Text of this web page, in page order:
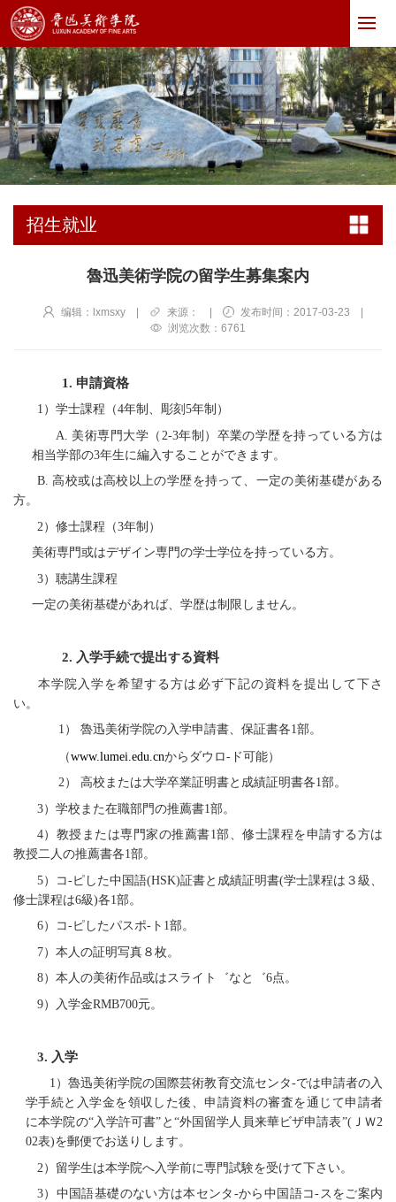
招生就业
魯迅美術学院の留学生募集案内
编辑：lxmsxy | 来源： | 发布时间：2017-03-23
|
浏览次数：6761
1. 申請資格
1）学士課程 （4年制、彫刻5年制）
A. 美術専門大学（2-3年制）卒業の学歴を持っている方は
相当学部の3年生に編入することができます 。
B. 高校或は高校 以上の学歴を持って、一定の美術基礎がある
方。
2）修士課程 （3年制）
美術専門或はデザイン専門の学士学位を持っている方。
3） 聴講生課程
一定の美術基礎があれば、学歴は制限しません。
2. 入学手続で提出する資料
本学院 入学を希望する方は必ず下記の資料を提出して下さ
い。
1） 魯迅美術学院の入学申請書、保証書各1部。
（www.lumei.edu.cnから ダウロ- ド可能）
2） 高校 また は大学卒業証明書と成績証明書各1部。
3）学校 また在職部門の推薦書1部。
4）教授 また は専門家の推薦書1部、修士課程を申請する 方は
教授二人の推薦書各1部。
5）コ-ピ した中国語(HSK)証書と 成績証明書(学士課程は ３級、
修士課程は6級)各1部。
6）コ-ピ したパスポ-ト1部。
7）本人 の証明写真８枚。
8）本人の美術作品或はスライト ゛なと゛6点。
9） 入学金RMB700元。
3. 入学
1 ）魯迅美術学院の国際芸術教育交流センタ-では申請者の入
学手続と 入学金を領収し た後、申請資料の審査を通じて申請者
に本学院の“入学許可書”と“外国留学人員来華ビザ申請表”(ＪＷ2
02表)を郵便でお送り します。
2）留学生は本学院へ 入学前に専門試験を受けて下さい。
3）中国語基礎のない方は本センタ-から中国語コ-スをご案内